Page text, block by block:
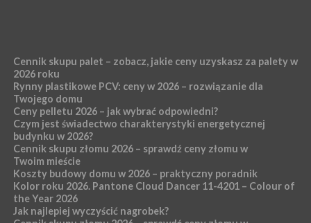
Cennik skupu palet – zobacz, jakie ceny uzyskasz za palety w
2026 roku
Rynny plastikowe PCV: ceny w 2026 – rozwiązanie dla
Twojego domu
Ceny pelletu 2026 – jak wybrać odpowiedni?
Czym jest świadectwo charakterystyki energetycznej
budynku w 2026?
Cennik skupu złomu 2026 – sprawdź ceny złomu w
Twoim mieście
Koszty budowy domu w 2026 – praktyczny poradnik
Kolor roku 2026. Pantone Cloud Dancer 11-4201 – Colour of
the Year 2026
Jak najlepiej wyczyścić nagrobek?